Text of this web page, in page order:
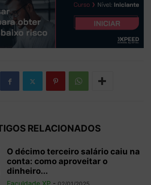
RELACIONADOS
O décimo terceiro salário caiu na
conta: como aproveitar o
dinheiro...